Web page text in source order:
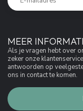
MEER
Als je vragen hebt over
zeker onze
antwoorden op
ons in contact te komen.